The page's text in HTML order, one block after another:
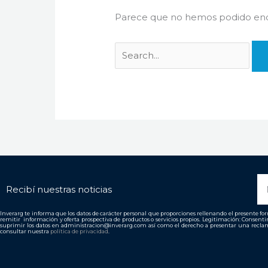
Parece que no hemos podido
Recibí nuestras noticias
Inverarg te informa que los datos de carácter personal que proporciones rellenando el presente
remitir información y oferta prospectiva de productos o servicios propios. Legitimación:
suprimir los datos en administracion@inverarg.com así como el derecho a presentar una
consultar nuestra política de privacidad.